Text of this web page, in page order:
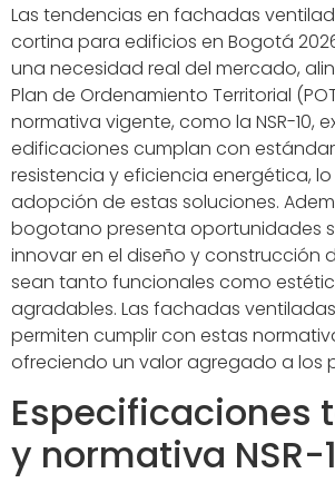
Las tendencias en fachadas
cortina para edificios en Bogotá
una necesidad real del mercado,
Plan de Ordenamiento Territorial
normativa vigente, como la NSR-10,
edificaciones cumplan con
resistencia y eficiencia energética,
adopción de estas soluciones.
bogotano presenta oportunidades
innovar en el diseño y construcción
sean tanto funcionales como
agradables. Las fachadas
permiten cumplir con estas
ofreciendo un valor agregado a los
Especificaciones
y normativa NSR-